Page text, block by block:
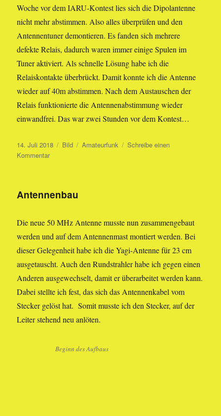
Woche vor dem IARU-Kontest lies sich die Dipolantenne
nicht mehr abstimmen. Also alles überprüfen und den
Antennentuner demontieren. Es fanden sich mehrere
defekte Relais, dadurch waren immer einige Spulen im
Tuner aktiviert. Als schnelle Lösung habe ich die
Relaiskontakte überbrückt. Damit konnte ich die Antenne
wieder auf 40m abstimmen. Nach dem Austauschen der
Relais funktionierte die Antennenabstimmung wieder
einwandfrei. Das war zwei Stunden vor dem Kontest…
Veröffentlicht
am
14. Juli 2018 Format
Bild Kategorien
Amateurfunk
Schreibe einen
Kommentarzu
Antennenbau
Die neue 50 MHz Antenne musste nun zusammengebaut
werden und auf dem Antennenmast montiert werden. Bei
dieser Gelegenheit habe ich die Yagi-Antenne für 23 cm
ausgetauscht. Auch den Rundstrahler habe ich gegen einen
Anderen ausgewechselt, damit er überarbeitet werden kann.
Dabei stellte ich fest, das sich das Antennenkabel vom
Stecker gelöst hat. Somit musste ich den Stecker, auf der
Leiter stehend neu anlöten.
Beginn des Aufbaus